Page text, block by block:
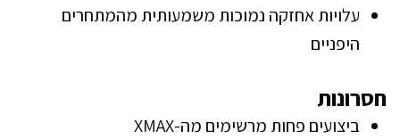
עלויות אחזקה נמוכות משמעותית מהמתחרים
היפניים
חסרונות
ביצועים פחות מרשימים מה-XMAX